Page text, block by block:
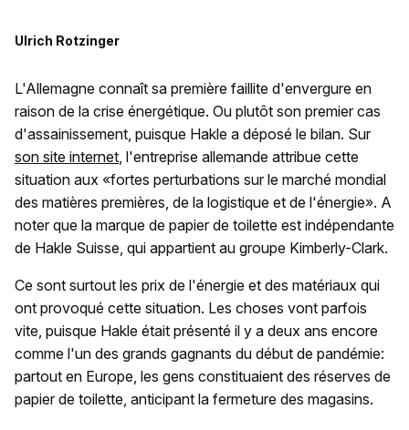
Ulrich Rotzinger
L'Allemagne connaît sa première faillite d'envergure en
raison de la crise énergétique. Ou plutôt son premier cas
d'assainissement, puisque Hakle a déposé le bilan. Sur
son site internet, l'entreprise allemande attribue cette
situation aux «fortes perturbations sur le marché mondial
des matières premières, de la logistique et de l'énergie». A
noter que la marque de papier de toilette est indépendante
de Hakle Suisse, qui appartient au groupe Kimberly-Clark.
Ce sont surtout les prix de l'énergie et des matériaux qui
ont provoqué cette situation. Les choses vont parfois
vite, puisque Hakle était présenté il y a deux ans encore
comme l'un des grands gagnants du début de pandémie:
partout en Europe, les gens constituaient des réserves de
papier de toilette, anticipant la fermeture des magasins.